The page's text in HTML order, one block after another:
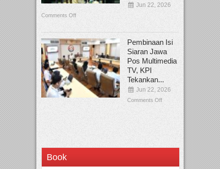
Jun 22, 2026
Comments Off
Pembinaan Isi
Siaran Jawa
Pos Multimedia
TV, KPI
Tekankan...
Jun 22, 2026
Comments Off
Book